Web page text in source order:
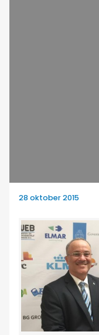
28 oktober 2015